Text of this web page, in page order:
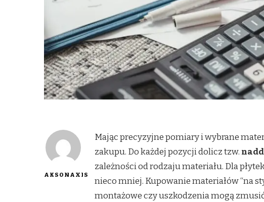
AKSONAXIS
Mając precyzyjne pomiary i wybrane
zakupu. Do każdej pozycji dolicz tzw.
zależności od rodzaju materiału. Dla
nieco mniej. Kupowanie materiałów “na
montażowe czy uszkodzenia mogą